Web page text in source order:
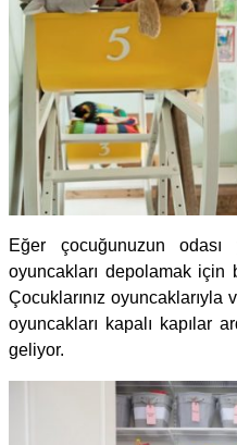
Eğer çocuğunuzun
oyuncakları depolamak
Çocuklarınız
oyuncakları kapalı kapılar
geliyor.